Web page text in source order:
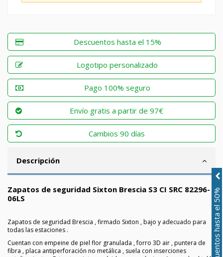
Descuentos hasta el 15%
Logotipo personalizado
Pago 100% seguro
Envío gratis a partir de 97€
Cambios 90 días
Descripción
Zapatos de seguridad Sixton Brescia S3 CI SRC 82296-
06LS
Zapatos de seguridad Brescia , firmado Sixton , bajo y adecuado para
todas las estaciones .
Cuentan con empeine de piel flor granulada , forro 3D air , puntera de
fibra , placa antiperforación no metálica , suela con inserciones
Descuentos hasta el 50%